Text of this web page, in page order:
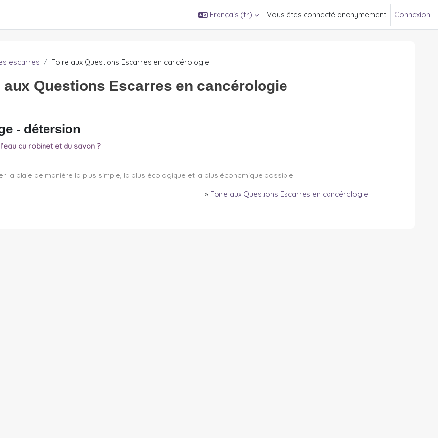
Français ‎(fr)‎ Vous êtes connecté anonymement Connexion
escarres Foire aux Questions Escarres en cancérologie
aux Questions Escarres en cancérologie
- détersion
du robinet et du savon ?
la plaie de manière la plus simple, la plus écologique et la plus économique possible.
» Foire aux Questions Escarres en cancérologie